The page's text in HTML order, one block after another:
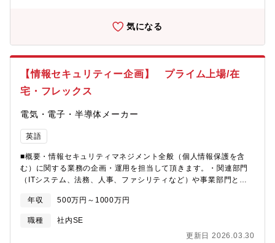
ノベーション）： 業務の属人化を防ぐための運用回りの仕組み
作り、既存業務のDX化（業務効率改善）、マニュアルや社内シス
テム構成図の作成支援【募集背景】新サービスリリースに伴うメ
ンバ増員【業務環境】自社システム、Airtable、Google
Workspace、Slack、外部管理システム、外部SaaSサービス【魅
力・遣り甲斐】・マニュアル運用からスタートし、情報セキュリ
ティの頼れる「ガードマン」へ成長できます。 最初は手順書や
くため、セキュリティ専任としての経験がなくても安心です。
ゆくは異常にいち早く気づき、お客様のシステムを守り抜く「ガ
境です。・中小企業の「最後の砦」としての高い社会的意義 「情
シス不在」でセキュリティ対策に悩むお客様に対し、単なるツー
ルではなく「人」として伴走します。 大企業からのセキュリテ
ィ要請が高まる中、サプライチェーンの弱点となりがちな中小企
るという大きなやりがいを得られます。【働き方】フルリモー
ト・スーパーフレックス制度※で、プロセスよりも結果を重視す
気になる
【情報セキュリティー企画】 プライム上場/在
宅・フレックス
電気・電子・半導体メーカー
英語
■概要・情報セキュリティマネジメント全般（個人情報保護を含
む）に関する業務の企画・運用を担当して頂きます。・関連部門
（ITシステム、法務、人事、ファシリティなど）や事業部門と連
案、体制の整備・統制を担って頂きます。■詳細・情報セキュリテ
ィ・個人情報保護に関する体制・規定・仕組み等の整備・運用・
同体制の国内・海外への展開、浸透に向けた活動推進（従業員向
け教育・社内監査など）・情報セキュリティに関する個別施策の
年収 500万円～1000万円
職種
社内SE
更新日 2026.03.30